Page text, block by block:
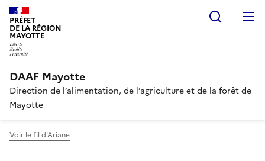
PRÉFET
DE LA RÉGION
MAYOTTE
DAAF Mayotte
Direction de l’alimentation, de l’agriculture et de la forêt de
Mayotte
Voir le fil d'Ariane